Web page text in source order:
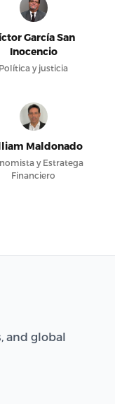
García San
Inocencio
Política y justicia
Maldonado
y Estratega
Financiero
and global